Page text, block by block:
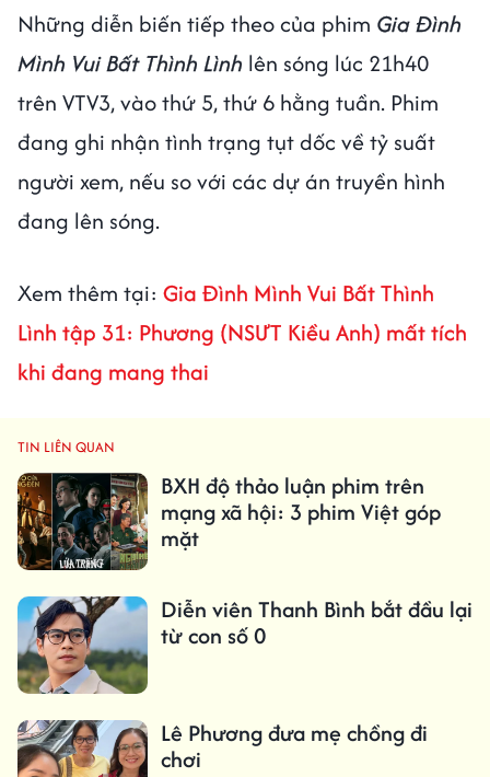
Những diễn biến tiếp theo của phim Gia Đình
Mình Vui Bất Thình Lình lên sóng lúc 21h40
trên VTV3, vào thứ 5, thứ 6 hằng tuần. Phim
đang ghi nhận tình trạng tụt dốc về tỷ suất
người xem, nếu so với các dự án truyền hình
đang lên sóng.
Xem thêm tại: Gia Đình Mình Vui Bất Thình
Lình tập 31: Phương (NSƯT Kiều Anh) mất tích
khi đang mang thai
TIN LIÊN QUAN
BXH độ thảo luận phim trên
mạng xã hội: 3 phim Việt góp
mặt
Diễn viên Thanh Bình bắt đầu lại
từ con số 0
Lê Phương đưa mẹ chồng đi
chơi